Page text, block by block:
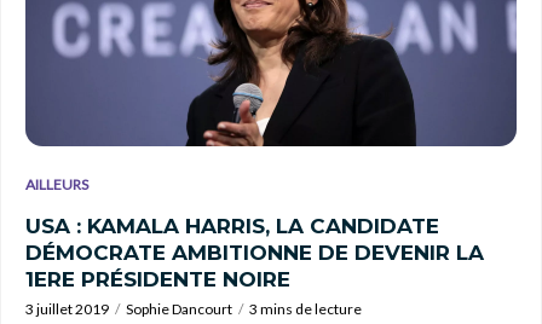
AILLEURS
USA : KAMALA HARRIS, LA CANDIDATE
DÉMOCRATE AMBITIONNE DE DEVENIR LA
1ERE PRÉSIDENTE NOIRE
3 juillet 2019 Sophie Dancourt 3 mins de lecture